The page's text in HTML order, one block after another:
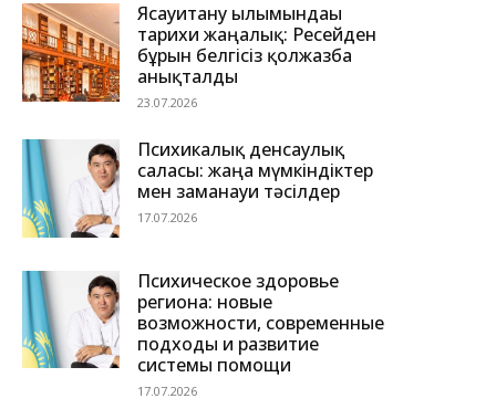
Ясауитану ғылымындағы
тарихи жаңалық: Ресейден
бұрын белгісіз қолжазба
анықталды
23.07.2026
Психикалық денсаулық
саласы: жаңа мүмкіндіктер
мен заманауи тәсілдер
17.07.2026
Психическое здоровье
региона: новые
возможности, современные
подходы и развитие
системы помощи
17.07.2026